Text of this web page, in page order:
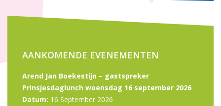
AANKOMENDE EVENEMENTEN
Arend Jan Boekestijn – gastspreker
Prinsjesdaglunch woensdag 16 september 2026
Datum: 16 September 2026